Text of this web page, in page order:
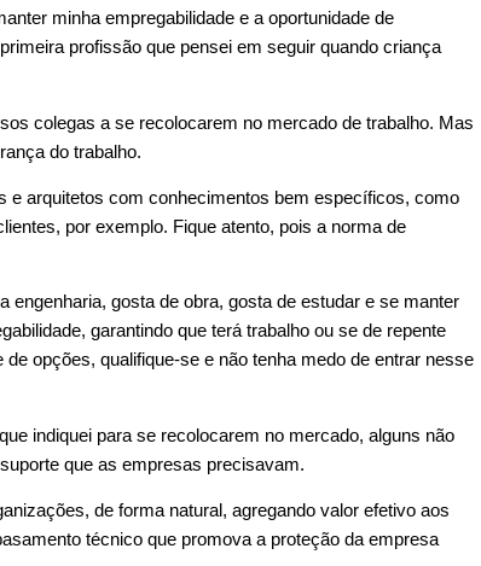
minha empregabilidade e a oportunidade de
profissão que pensei em seguir quando criança
colegas a se recolocarem no mercado de trabalho. Mas
do trabalho.
e arquitetos com conhecimentos bem específicos, como
por exemplo. Fique atento, pois a norma de
engenharia, gosta de obra, gosta de estudar e se manter
garantindo que terá trabalho ou se de repente
opções, qualifique-se e não tenha medo de entrar nesse
indiquei para se recolocarem no mercado, alguns não
que as empresas precisavam.
de forma natural, agregando valor efetivo aos
técnico que promova a proteção da empresa